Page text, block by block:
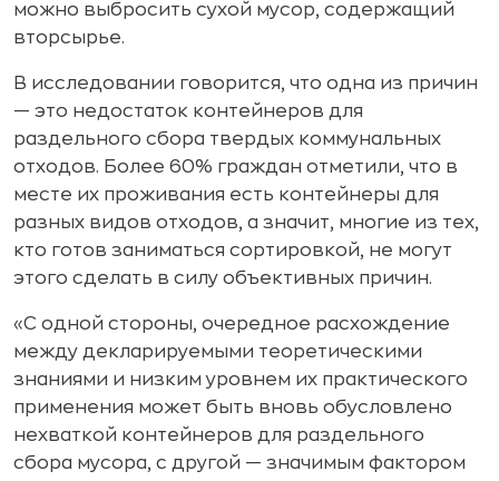
можно выбросить сухой мусор, содержащий
вторсырье.
В исследовании говорится, что одна из причин
— это недостаток контейнеров для
раздельного сбора твердых коммунальных
отходов. Более 60% граждан отметили, что в
месте их проживания есть контейнеры для
разных видов отходов, а значит, многие из тех,
кто готов заниматься сортировкой, не могут
этого сделать в силу объективных причин.
«С одной стороны, очередное расхождение
между декларируемыми теоретическими
знаниями и низким уровнем их практического
применения может быть вновь обусловлено
нехваткой контейнеров для раздельного
сбора мусора, с другой — значимым фактором